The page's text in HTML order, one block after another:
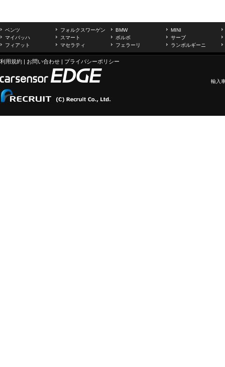
ベンツ フォルクスワーゲン BMW
MINI
マイバッハ
スマート ボルボ
サーブ
フィアット
マセラティ フェラーリ ランボルギーニ
利用規約 | お問い合わせ | プライバシーポリシー
輸入